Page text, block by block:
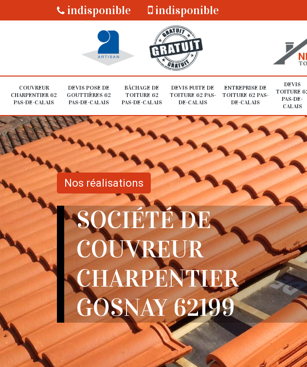
indisponible indisponible
COUVREUR
CHARPENTIER 62
PAS-DE-CALAIS
DEVIS POSE DE
GOUTTIÈRES 62
PAS-DE-CALAIS
BÂCHAGE DE
TOITURE 62
PAS-DE-CALAIS
DEVIS FUITE DE
TOITURE 62 PAS-
DE-CALAIS
ENTREPRISE DE
TOITURE 62 PAS-
DE-CALAIS
DEVIS
TOITURE
PAS-DE-
CALAIS
Nos réalisations
SOCIÉTÉ DE
COUVREUR
CHARPENTIER
GOSNAY 62199